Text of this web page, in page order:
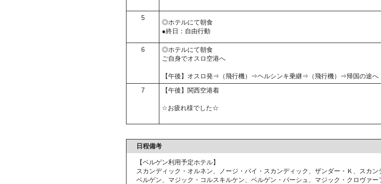
5
◎ホテルにて朝食
●終日：自由行動
6
◎ホテルにて朝食
ご自身でオスロ空港へ
【午後】オスロ発⇒（飛行機）⇒ヘルシンキ乗継⇒（飛行機）⇒帰国の途へ
7 【午後】関西空港着
☆お疲れ様でした☆
日程備考
【ベルゲン利用予定ホテル】
スカンディック・オルネン、ノージ・バイ・スカンディック、ザンダー・Ｋ、スカ
ベルゲン、マジック・コルスキルケン、ベルゲン・バーシュ、マジック・クロヴァー